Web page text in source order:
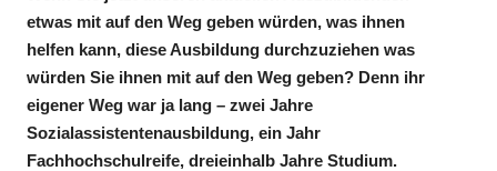
etwas mit auf den Weg geben würden, was ihnen
helfen kann, diese Ausbildung durchzuziehen was
würden Sie ihnen mit auf den Weg geben? Denn ihr
eigener Weg war ja lang – zwei Jahre
Sozialassistentenausbildung, ein Jahr
Fachhochschulreife, dreieinhalb Jahre Studium.